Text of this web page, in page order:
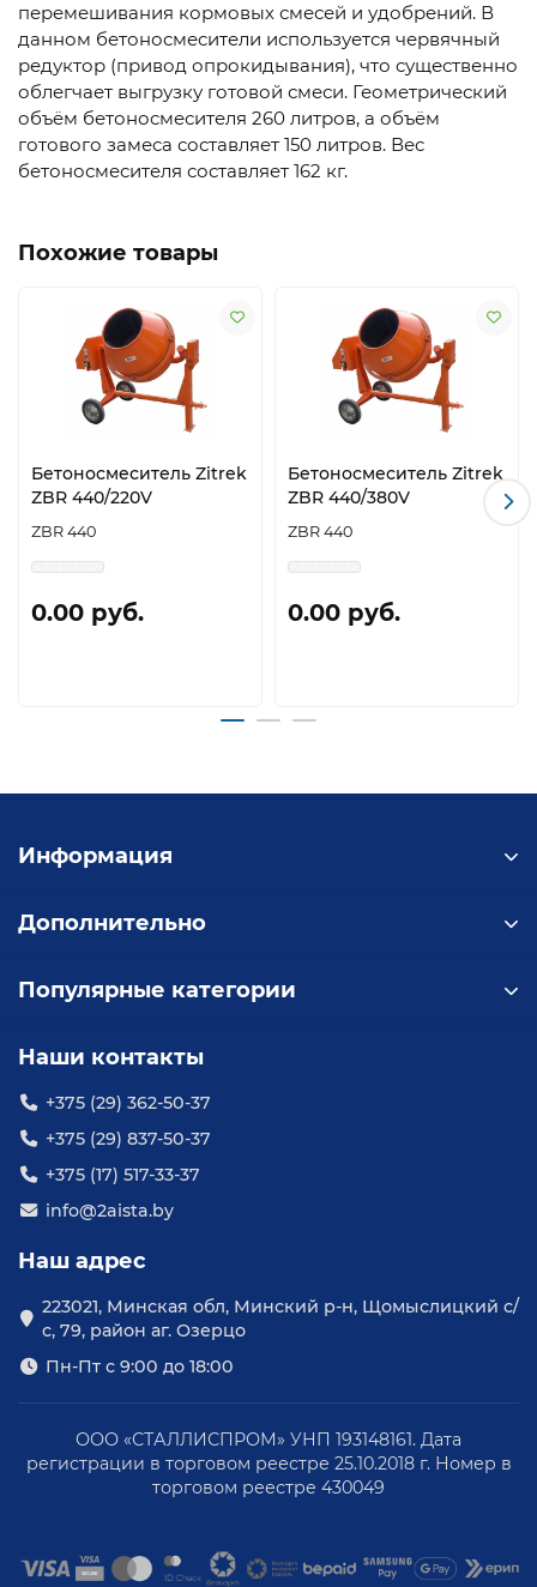
перемешивания кормовых смесей и удобрений. В
данном бетоносмесители используется червячный
редуктор (привод опрокидывания), что существенно
облегчает выгрузку готовой смеси. Геометрический
объём бетоносмесителя 260 литров, а объём
готового замеса составляет 150 литров. Вес
бетоносмесителя составляет 162 кг.
Похожие товары
Бетоносмеситель Zitrek
ZBR 440/220V
ZBR 440
0.00 руб.
Бетоносмеситель Zitrek
ZBR 440/380V
ZBR 440
0.00 руб.
Информация
Дополнительно
Популярные категории
Наши контакты
+375 (29) 362-50-37
+375 (29) 837-50-37
+375 (17) 517-33-37
info@2aista.by
Наш адрес
223021, Минская обл, Минский р-н, Щомыслицкий с/
с, 79, район аг. Озерцо
Пн-Пт с 9:00 до 18:00
ООО «СТАЛЛИСПРОМ» УНП 193148161. Дата
регистрации в торговом реестре 25.10.2018 г. Номер в
торговом реестре 430049